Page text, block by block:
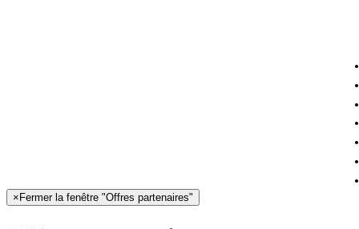
× Fermer la fenêtre "Offres partenaires"